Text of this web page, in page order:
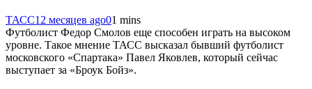
ТАСС12 месяцев ago01 mins
Футболист Федор Смолов еще способен играть на высоком
уровне. Такое мнение ТАСС высказал бывший футболист
московского «Спартака» Павел Яковлев, который сейчас
выступает за «Броук Бойз».